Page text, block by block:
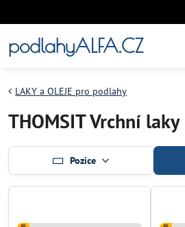
podlahyALFA.CZ
LAKY a OLEJE pro podlahy
THOMSIT Vrchní laky
Pozice